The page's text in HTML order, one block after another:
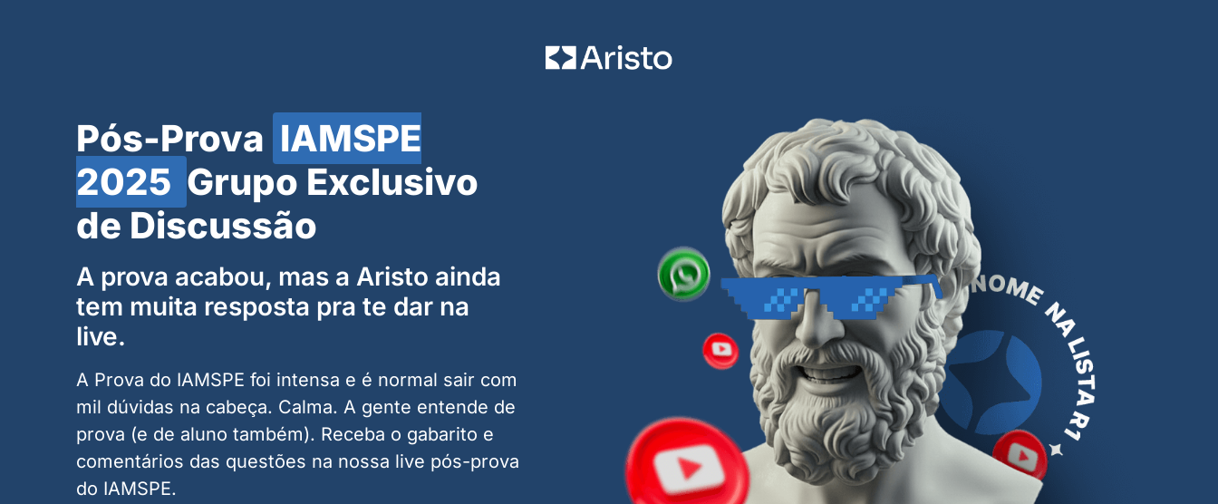
Pós-Prova IAMSPE
2025 Grupo Exclusivo
de Discussão
A prova acabou, mas a Aristo ainda
tem muita resposta pra te dar na
live.
A Prova do IAMSPE foi intensa e é normal sair com
mil dúvidas na cabeça. Calma. A gente entende de
prova (e de aluno também). Receba o gabarito e
comentários das questões na nossa live pós-prova
do IAMSPE.